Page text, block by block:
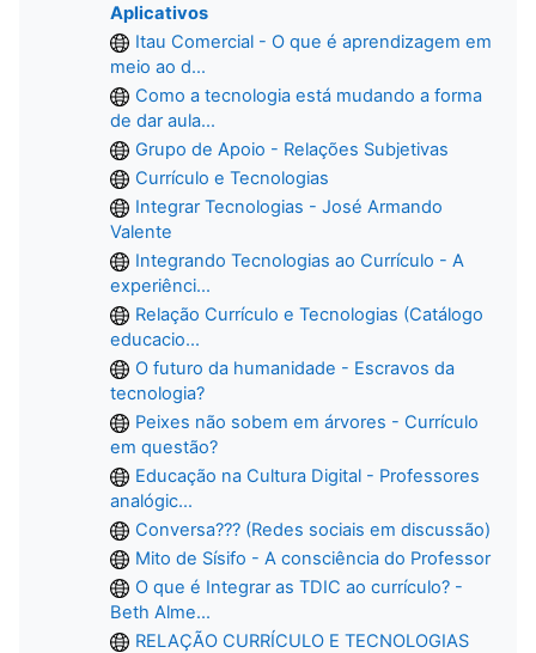
Aplicativos
Itau Comercial - O que é aprendizagem em
meio ao d...
Como a tecnologia está mudando a forma
de dar aula...
Grupo de Apoio - Relações Subjetivas
Currículo e Tecnologias
Integrar Tecnologias - José Armando
Valente
Integrando Tecnologias ao Currículo - A
experiênci...
Relação Currículo e Tecnologias (Catálogo
educacio...
O futuro da humanidade - Escravos da
tecnologia?
Peixes não sobem em árvores - Currículo
em questão?
Educação na Cultura Digital - Professores
analógic...
Conversa??? (Redes sociais em discussão)
Mito de Sísifo - A consciência do Professor
O que é Integrar as TDIC ao currículo? -
Beth Alme...
RELAÇÃO CURRÍCULO E TECNOLOGIAS